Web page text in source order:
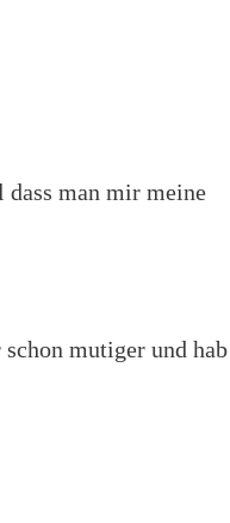
dass man mir meine
mutiger und hab